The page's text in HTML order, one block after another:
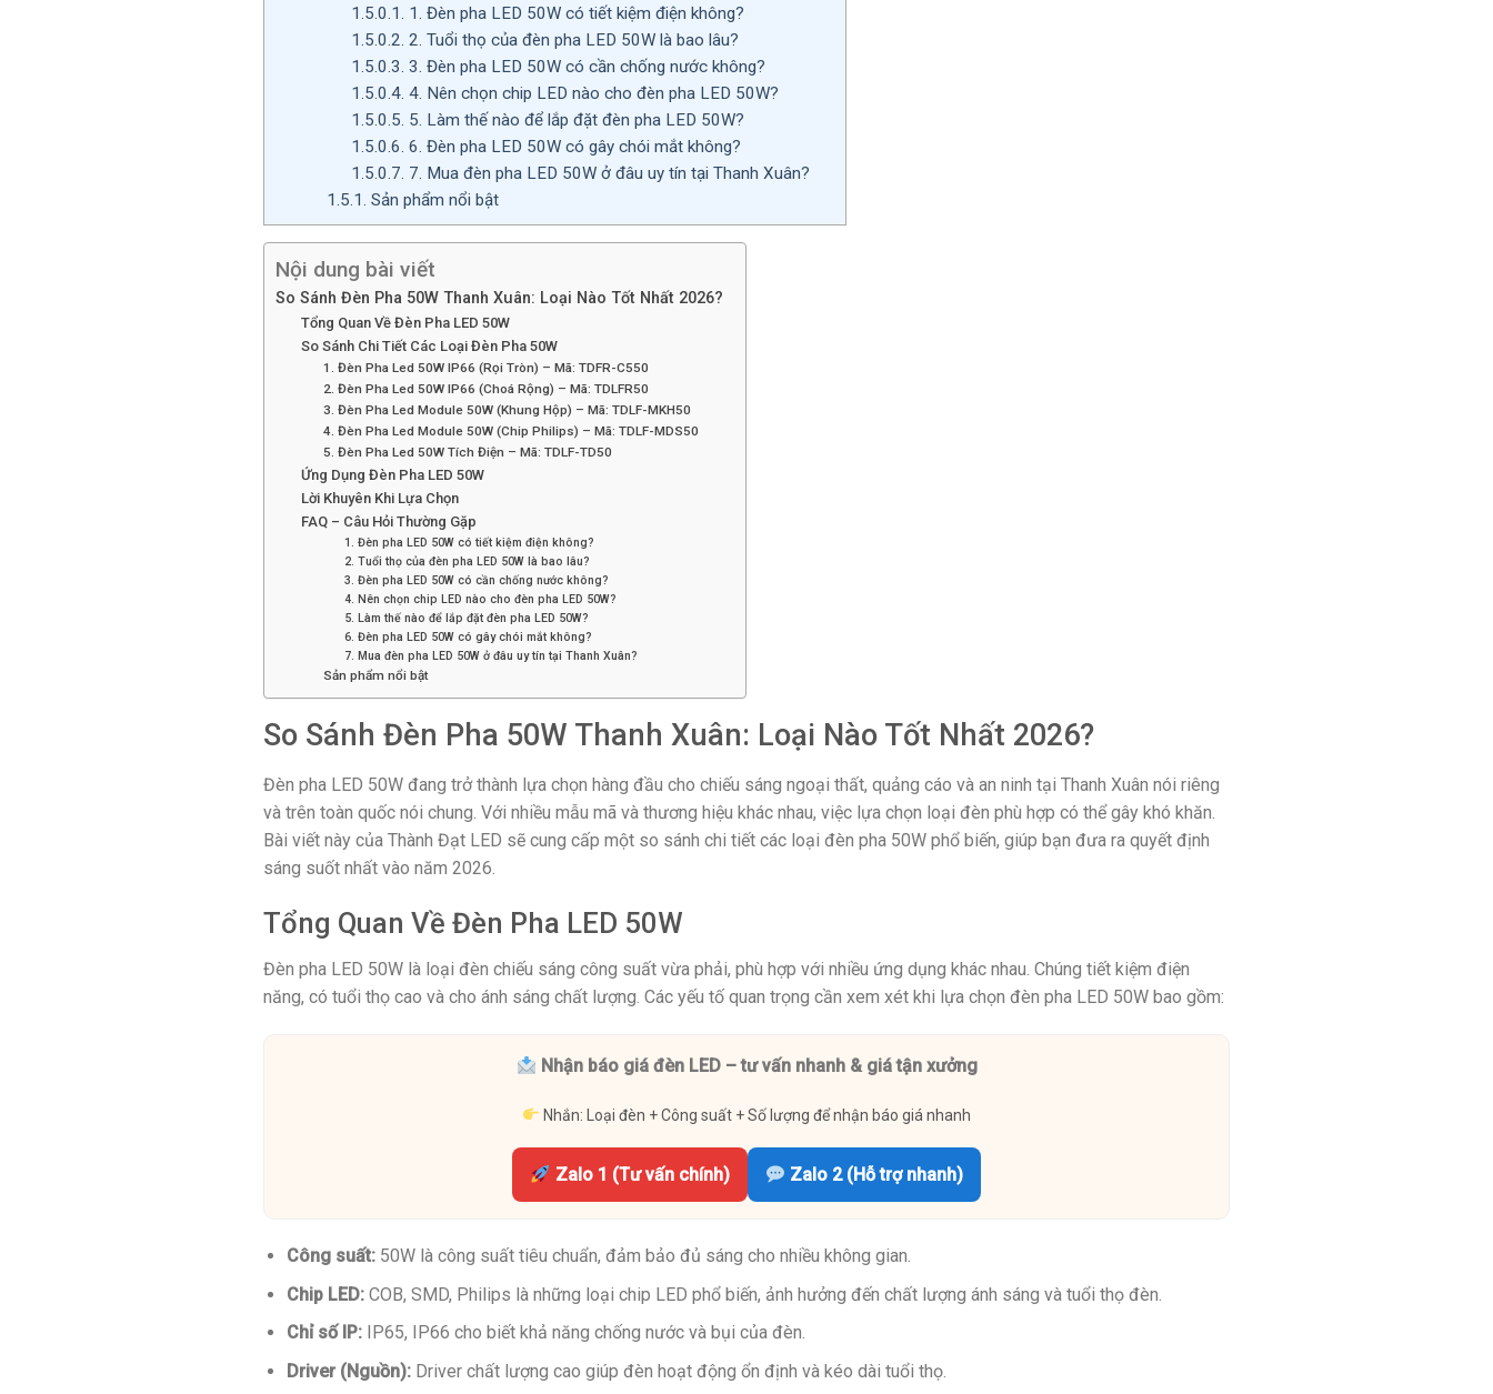
1.5.0.1. 1. Đèn pha LED 50W có tiết kiệm điện không?
1.5.0.2. 2. Tuổi thọ của đèn pha LED 50W là bao lâu?
1.5.0.3. 3. Đèn pha LED 50W có cần chống nước không?
1.5.0.4. 4. Nên chọn chip LED nào cho đèn pha LED 50W?
1.5.0.5. 5. Làm thế nào để lắp đặt đèn pha LED 50W?
1.5.0.6. 6. Đèn pha LED 50W có gây chói mắt không?
1.5.0.7. 7. Mua đèn pha LED 50W ở đâu uy tín tại Thanh Xuân?
1.5.1. Sản phẩm nổi bật
Nội dung bài viết
So Sánh Đèn Pha 50W Thanh Xuân: Loại Nào Tốt Nhất 2026?
Tổng Quan Về Đèn Pha LED 50W
So Sánh Chi Tiết Các Loại Đèn Pha 50W
1. Đèn Pha Led 50W IP66 (Rọi Tròn) – Mã: TDFR-C550
2. Đèn Pha Led 50W IP66 (Choá Rộng) – Mã: TDLFR50
3. Đèn Pha Led Module 50W (Khung Hộp) – Mã: TDLF-MKH50
4. Đèn Pha Led Module 50W (Chip Philips) – Mã: TDLF-MDS50
5. Đèn Pha Led 50W Tích Điện – Mã: TDLF-TD50
Ứng Dụng Đèn Pha LED 50W
Lời Khuyên Khi Lựa Chọn
FAQ – Câu Hỏi Thường Gặp
1. Đèn pha LED 50W có tiết kiệm điện không?
2. Tuổi thọ của đèn pha LED 50W là bao lâu?
3. Đèn pha LED 50W có cần chống nước không?
4. Nên chọn chip LED nào cho đèn pha LED 50W?
5. Làm thế nào để lắp đặt đèn pha LED 50W?
6. Đèn pha LED 50W có gây chói mắt không?
7. Mua đèn pha LED 50W ở đâu uy tín tại Thanh Xuân?
Sản phẩm nổi bật
So Sánh Đèn Pha 50W Thanh Xuân: Loại Nào Tốt Nhất 2026?
Đèn pha LED 50W đang trở thành lựa chọn hàng đầu cho chiếu sáng ngoại thất, quảng cáo và an ninh tại Thanh Xuân nói riêng
và trên toàn quốc nói chung. Với nhiều mẫu mã và thương hiệu khác nhau, việc lựa chọn loại đèn phù hợp có thể gây khó khăn.
Bài viết này của Thành Đạt LED sẽ cung cấp một so sánh chi tiết các loại đèn pha 50W phổ biến, giúp bạn đưa ra quyết định
sáng suốt nhất vào năm 2026.
Tổng Quan Về Đèn Pha LED 50W
Đèn pha LED 50W là loại đèn chiếu sáng công suất vừa phải, phù hợp với nhiều ứng dụng khác nhau. Chúng tiết kiệm điện
năng, có tuổi thọ cao và cho ánh sáng chất lượng. Các yếu tố quan trọng cần xem xét khi lựa chọn đèn pha LED 50W bao gồm:
Nhận báo giá đèn LED – tư vấn nhanh & giá tận xưởng
Nhắn: Loại đèn + Công suất + Số lượng để nhận báo giá nhanh
Zalo 1 (Tư vấn chính) Zalo 2 (Hỗ trợ nhanh)
Công suất:50W là công suất tiêu chuẩn, đảm bảo đủ sáng cho nhiều không gian.
Chip LED:COB, SMD, Philips là những loại chip LED phổ biến, ảnh hưởng đến chất lượng ánh sáng và tuổi thọ đèn.
Chỉ số IP:IP65, IP66 cho biết khả năng chống nước và bụi của đèn.
Driver (Nguồn):Driver chất lượng cao giúp đèn hoạt động ổn định và kéo dài tuổi thọ.